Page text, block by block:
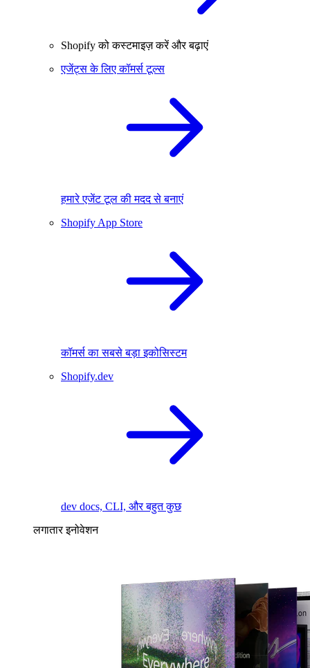
Shopify को कस्टमाइज़ करें और बढ़ाएं
एजेंट्स के लिए कॉमर्स टूल्स
हमारे एजेंट टूल की मदद से बनाएं
Shopify App Store
कॉमर्स का सबसे बड़ा इकोसिस्टम
Shopify.dev
dev docs, CLI, और बहुत कुछ
लगातार इनोवेशन